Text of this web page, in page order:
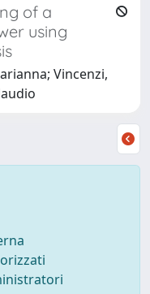
of a
using
Vincenzi,